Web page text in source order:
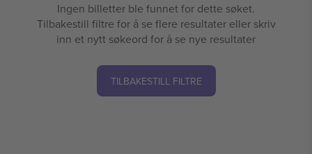
Ingen billetter ble funnet for dette søket.
Tilbakestill filtre for å se flere resultater eller skriv
inn et nytt søkeord for å se nye resultater
TILBAKESTILL FILTRE